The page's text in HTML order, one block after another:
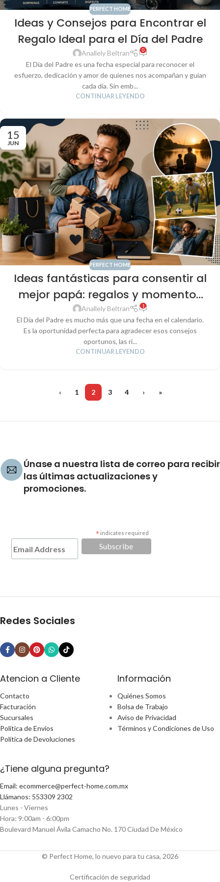
PERFECT HOME
Ideas y Consejos para Encontrar el
Regalo Ideal para el Día del Padre
Anallely Beltran 0
El Día del Padre es una fecha especial para reconocer el
esfuerzo, dedicación y amor de quienes nos acompañan y guían
cada día. Sin emb...
CONTINUAR LEYENDO
15
JUN
PERFECT HOME
Ideas fantásticas para consentir al
mejor papá: regalos y momentos
que recordará siempre
Anallely Beltran 1
El Día del Padre es mucho más que una fecha en el calendario.
Es la oportunidad perfecta para agradecer esos consejos
oportunos, las ri...
CONTINUAR LEYENDO
‹ 1 2 3 4 › »
Únase a nuestra lista de correo para recibir
las últimas actualizaciones y
promociones.
* indicates required
Redes Sociales
Atencion a Cliente
Contacto
Facturación
Sucursales
Política de Envíos
Política de Devoluciones
Información
Quiénes Somos
Bolsa de Trabajo
Aviso de Privacidad
Términos y Condiciones de Uso
¿Tiene alguna pregunta?
Email: ecommerce@perfect-home.com.mx
Llámanos: 553309 2302
Lunes - Viernes
Hora: 9:00am - 6:00pm
Boulevard Manuel Ávila Camacho No. 170 Ciudad De México
© Perfect Home, lo nuevo para tu casa, 2026
Certificación de seguridad